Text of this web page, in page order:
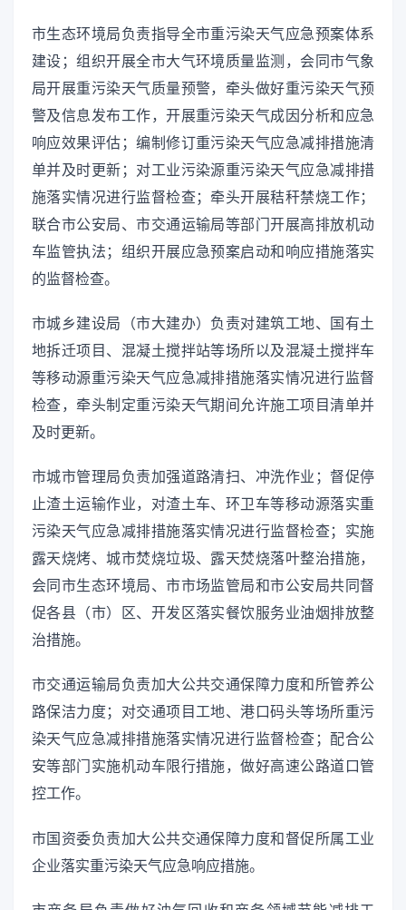
市生态环境局负责指导全市重污染天气应急预案体系
建设；组织开展全市大气环境质量监测，会同市气象
局开展重污染天气质量预警，牵头做好重污染天气预
警及信息发布工作，开展重污染天气成因分析和应急
响应效果评估；编制修订重污染天气应急减排措施清
单并及时更新；对工业污染源重污染天气应急减排措
施落实情况进行监督检查；牵头开展秸秆禁烧工作；
联合市公安局、市交通运输局等部门开展高排放机动
车监管执法；组织开展应急预案启动和响应措施落实
的监督检查。
市城乡建设局（市大建办）负责对建筑工地、国有土
地拆迁项目、混凝土搅拌站等场所以及混凝土搅拌车
等移动源重污染天气应急减排措施落实情况进行监督
检查，牵头制定重污染天气期间允许施工项目清单并
及时更新。
市城市管理局负责加强道路清扫、冲洗作业；督促停
止渣土运输作业，对渣土车、环卫车等移动源落实重
污染天气应急减排措施落实情况进行监督检查；实施
露天烧烤、城市焚烧垃圾、露天焚烧落叶整治措施，
会同市生态环境局、市市场监管局和市公安局共同督
促各县（市）区、开发区落实餐饮服务业油烟排放整
治措施。
市交通运输局负责加大公共交通保障力度和所管养公
路保洁力度；对交通项目工地、港口码头等场所重污
染天气应急减排措施落实情况进行监督检查；配合公
安等部门实施机动车限行措施，做好高速公路道口管
控工作。
市国资委负责加大公共交通保障力度和督促所属工业
企业落实重污染天气应急响应措施。